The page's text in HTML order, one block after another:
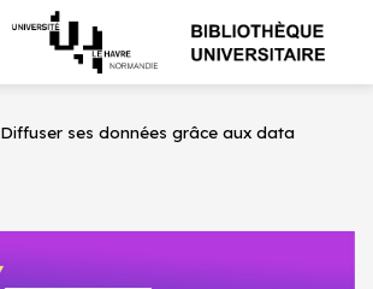
Diffuser ses données grâce aux data